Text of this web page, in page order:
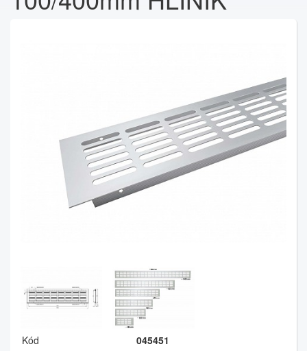
Kód
045451